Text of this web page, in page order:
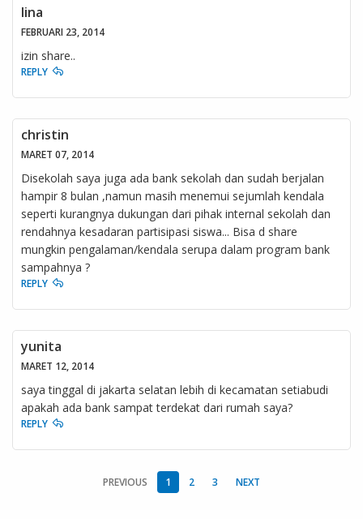
lina
FEBRUARI 23, 2014
izin share..
REPLY
christin
MARET 07, 2014
Disekolah saya juga ada bank sekolah dan sudah berjalan
hampir 8 bulan ,namun masih menemui sejumlah kendala
seperti kurangnya dukungan dari pihak internal sekolah dan
rendahnya kesadaran partisipasi siswa... Bisa d share
mungkin pengalaman/kendala serupa dalam program bank
sampahnya ?
REPLY
yunita
MARET 12, 2014
saya tinggal di jakarta selatan lebih di kecamatan setiabudi
apakah ada bank sampat terdekat dari rumah saya?
REPLY
PREVIOUS 1 2 3 NEXT